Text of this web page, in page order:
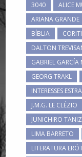
3040 ALICE
ARIANA GRANDE
BÍBLIA
DALTON
GABRIEL GARCÍA
GEORG TRAKL
INTERESSES
J.M.G. LE CLÉZIO
JUNICHIRO
LIMA BARRETO
LITERATURA